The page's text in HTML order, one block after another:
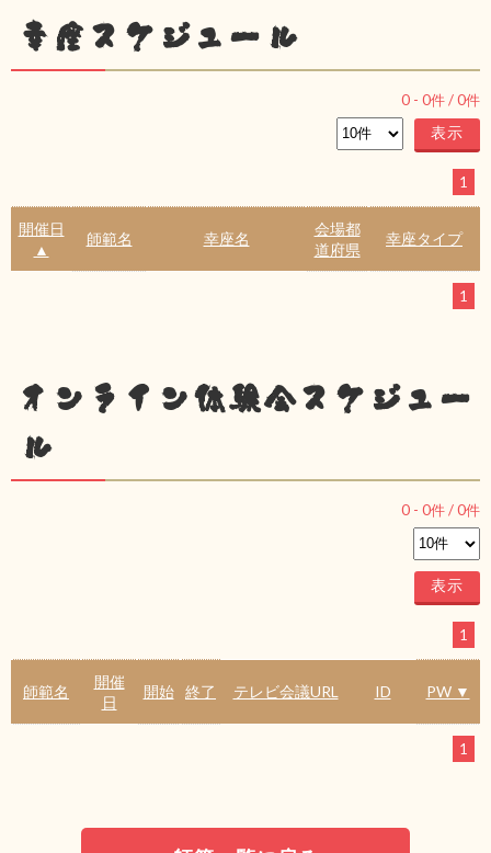
幸座スケジュール
0 - 0件 /0件
1
開催日
▲
師範名 幸座名
会場都
道府県
幸座タイプ
1
オンライン体験会スケジュー
ル
0 - 0件 /0件
1
師範名
開催
日
開始 終了 テレビ会議URL ID PW ▼
1